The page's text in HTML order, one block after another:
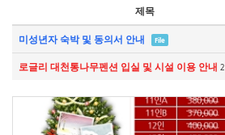
제목
미성년자 숙박 및 동의서 안내 File
로글리 대천통나무펜션 입실 및 시설 이용 안내 2